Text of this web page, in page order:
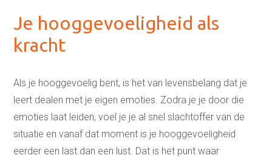
Je hooggevoeligheid als
kracht
Als je hooggevoelig bent, is het van levensbelang dat je
leert dealen met je eigen emoties. Zodra je je door die
emoties laat leiden, voel je je al snel slachtoffer van de
situatie en vanaf dat moment is je hooggevoeligheid
eerder een last dan een lust. Dat is het punt waar